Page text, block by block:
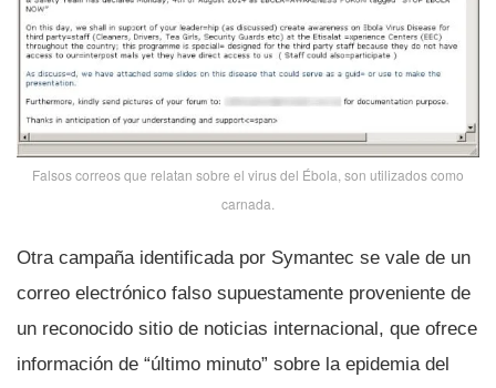
Falsos correos que relatan sobre el virus del Ébola, son utilizados como
carnada.
Otra campaña identificada por Symantec se vale de un
correo electrónico falso supuestamente proveniente de
un reconocido sitio de noticias internacional, que ofrece
información de “último minuto” sobre la epidemia del